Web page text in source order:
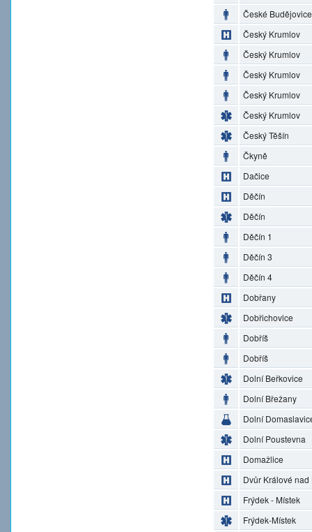
České Budějovice
Český Krumlov
Český Krumlov
Český Krumlov
Český Krumlov
Český Krumlov
Český Těšín
Čkyně
Dačice
Děčín
Děčín
Děčín 1
Děčín 3
Děčín 4
Dobřany
Dobřichovice
Dobříš
Dobříš
Dolní Beřkovice
Dolní Břežany
Dolní
Dolní Poustevna
Domažlice
Dvůr Králové nad
Frýdek - Místek
Frýdek-Místek